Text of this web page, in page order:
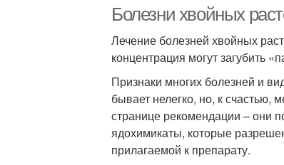
Болезни хвойных
Лечение болезней хвойных
концентрация могут загубить
Признаки многих болезней и
бывает нелегко, но, к
странице рекомендации – они
ядохимикаты, которые
прилагаемой к препарату.